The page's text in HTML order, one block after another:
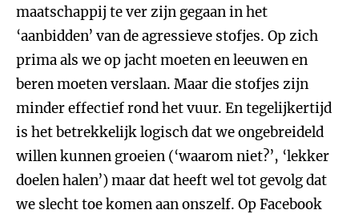
maatschappij te ver zijn gegaan in het
‘aanbidden’ van de agressieve stofjes. Op zich
prima als we op jacht moeten en leeuwen en
beren moeten verslaan. Maar die stofjes zijn
minder effectief rond het vuur. En tegelijkertijd
is het betrekkelijk logisch dat we ongebreideld
willen kunnen groeien (‘waarom niet?’, ‘lekker
doelen halen’) maar dat heeft wel tot gevolg dat
we slecht toe komen aan onszelf. Op Facebook